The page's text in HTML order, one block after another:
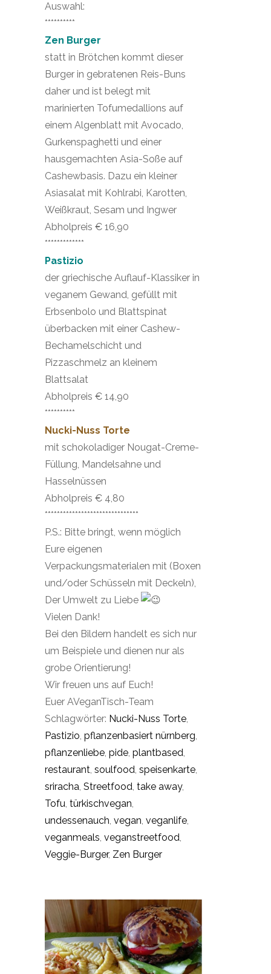
Auswahl:
**********
Zen Burger
statt in Brötchen kommt dieser
Burger in gebratenen Reis-Buns
daher und ist belegt mit
marinierten Tofumedallions auf
einem Algenblatt mit Avocado,
Gurkenspaghetti und einer
hausgemachten Asia-Soße auf
Cashewbasis. Dazu ein kleiner
Asiasalat mit Kohlrabi, Karotten,
Weißkraut, Sesam und Ingwer
Abholpreis € 16,90
*************
Pastizio
der griechische Auflauf-Klassiker in
veganem Gewand, gefüllt mit
Erbsenbolo und Blattspinat
überbacken mit einer Cashew-
Bechamelschicht und
Pizzaschmelz an kleinem
Blattsalat
Abholpreis € 14,90
**********
Nucki-Nuss Torte
mit schokoladiger Nougat-Creme-
Füllung, Mandelsahne und
Hasselnüssen
Abholpreis € 4,80
*******************************
P.S.: Bitte bringt, wenn möglich
Eure eigenen
Verpackungsmaterialen mit (Boxen
und/oder Schüsseln mit Deckeln),
Der Umwelt zu Liebe
Vielen Dank!
Bei den Bildern handelt es sich nur
um Beispiele und dienen nur als
grobe Orientierung!
Wir freuen uns auf Euch!
Euer AVeganTisch-Team
Schlagwörter: Nucki-Nuss Torte,
Pastizio, pflanzenbasiert nürnberg,
pflanzenliebe, pide, plantbased,
restaurant, soulfood, speisenkarte,
sriracha, Streetfood, take away,
Tofu, türkischvegan,
undessenauch, vegan, veganlife,
veganmeals, veganstreetfood,
Veggie-Burger, Zen Burger